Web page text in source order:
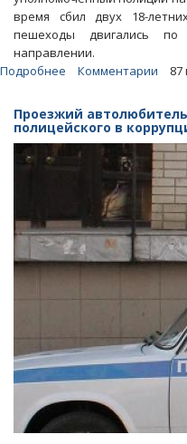
время сбил двух 18-
пешеходы двигались
направлении.
Подробнее
Красноармейске
полицейский
сбил
двух
девушек-
пешеходов
Комментарии 87
Проезжий
полицейского в